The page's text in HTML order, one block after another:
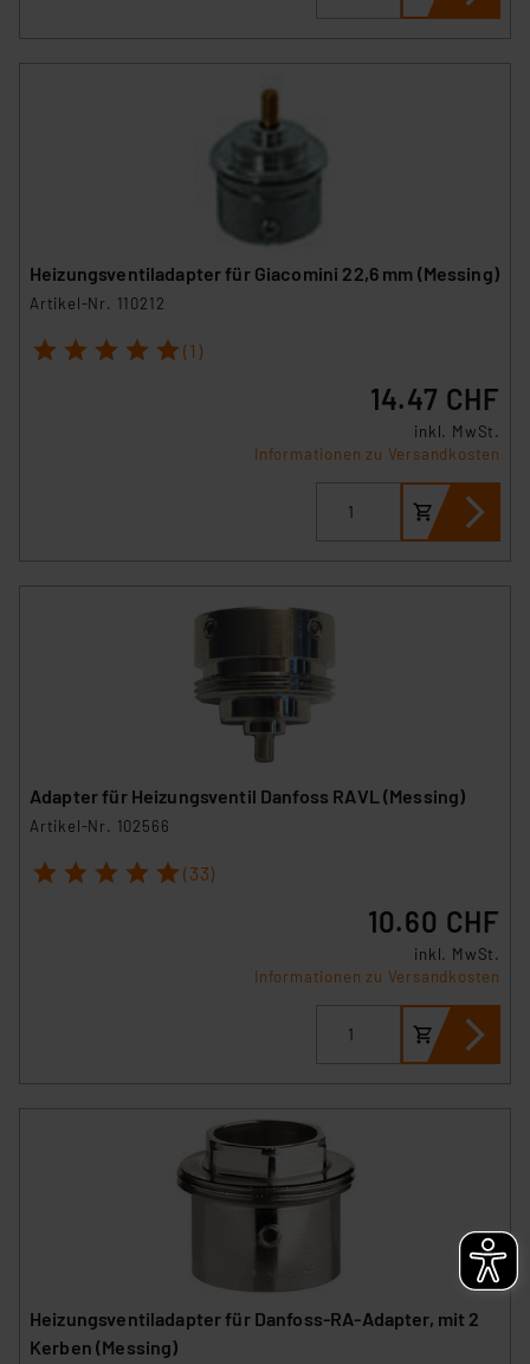
Heizungsventiladapter für Giacomini 22,6 mm (Messing)
Artikel-Nr. 110212
1 2 3 4 5 (1)
14.47 CHF
inkl. MwSt.
Informationen zu Versandkosten
Adapter für Heizungsventil Danfoss RAVL (Messing)
Artikel-Nr. 102566
1 2 3 4 5 (33)
10.60 CHF
inkl. MwSt.
Informationen zu Versandkosten
Heizungsventiladapter für Danfoss-RA-Adapter, mit 2
Kerben (Messing)